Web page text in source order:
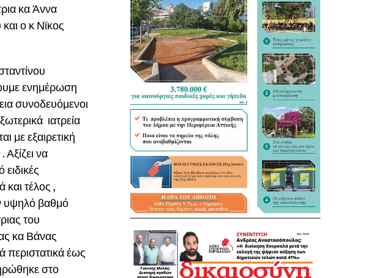
κα Άννα
ο κ Νϊκος
ενημέρωση
συνοδευόμενοι
ιατρεία
με εξαιρετική
να
τέλος ,
υψηλό βαθμό
του
κα Βάνας
περιστατικά έως
στο